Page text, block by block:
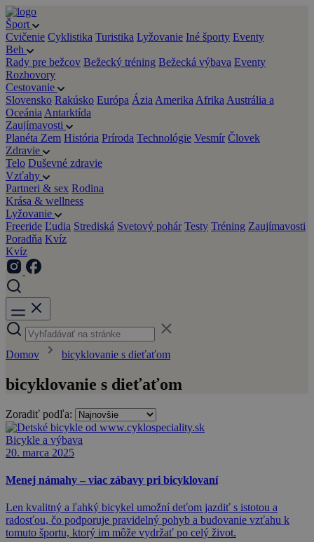
Šport
Cvičenie Cyklistika Turistika Lyžovanie Iné športy Eventy
Beh
Rady pre bežcov Bežecký tréning Bežecká výbava Eventy
Rozhovory
Cestovanie
Slovensko Rakúsko Európa Ázia Amerika Afrika Austrália a
Oceánia Antarktída
Zaujímavosti
Planéta Zem História Príroda Technológie Vesmír Človek
Zdravie
Telo Duševné zdravie
Vzťahy
Partneri & sex Rodina
Krása & wellness
Lyžovanie
Freeride Ľudia Strediská Svetový pohár Testy Tréning Zaujímavosti
Poradňa Kvíz
Kvíz
Domov bicyklovanie s dieťaťom
bicyklovanie s dieťaťom
Zoradiť podľa:
Bicykle a výbava
20. marca 2025
Menej námahy – viac zábavy pri bicyklovaní
Len kvalitný a ľahký bicykel umožní deťom jazdiť s istotou a
radosťou, čo podporuje pravidelný pohyb a budovanie vzťahu k
tomuto športu, ktorý im môže vydržať po celý život.